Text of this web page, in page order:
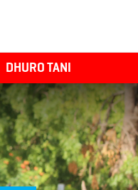
DHURO TANI